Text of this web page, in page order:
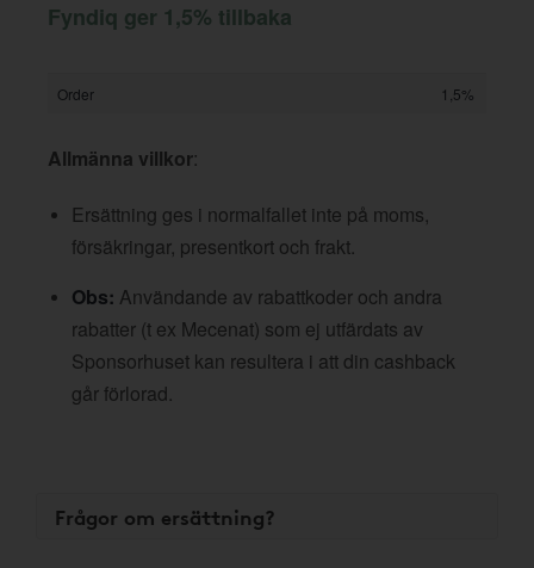
Fyndiq ger 1,5% tillbaka
Order 1,5%
Allmänna villkor:
Ersättning ges i normalfallet inte på moms,
försäkringar, presentkort och frakt.
Obs: Användande av rabattkoder och andra
rabatter (t ex Mecenat) som ej utfärdats av
Sponsorhuset kan resultera i att din cashback
går förlorad.
Frågor om ersättning?